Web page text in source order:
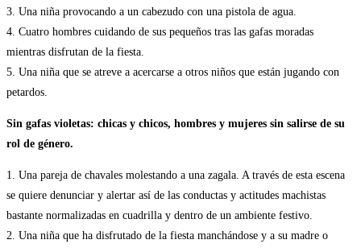
3. Una niña provocando a un cabezudo con una pistola de agua.
4. Cuatro hombres cuidando de sus pequeños tras las gafas moradas
mientras disfrutan de la fiesta.
5. Una niña que se atreve a acercarse a otros niños que están jugando con
petardos.
Sin gafas violetas: chicas y chicos, hombres y mujeres sin salirse de su
rol de género.
1. Una pareja de chavales molestando a una zagala. A través de esta escena
se quiere denunciar y alertar así de las conductas y actitudes machistas
bastante normalizadas en cuadrilla y dentro de un ambiente festivo.
2. Una niña que ha disfrutado de la fiesta manchándose y a su madre o